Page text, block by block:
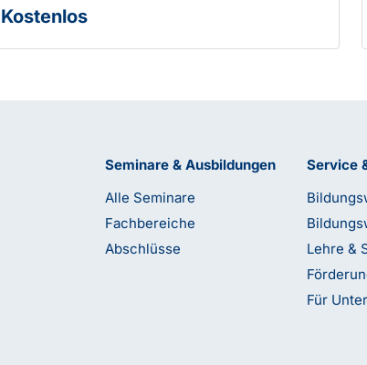
Kostenlos
Service
Lehre &
Für
Seminare & Ausbildungen
Alle Seminare
Fachbereiche
Abschlüsse